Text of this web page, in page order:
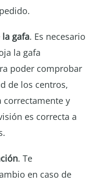
la gafa. Es necesario
la gafa
poder comprobar
de los centros,
y
es correcta a
. Te
en caso de